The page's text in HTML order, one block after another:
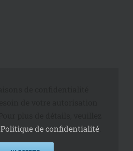
Politique de confidentialité